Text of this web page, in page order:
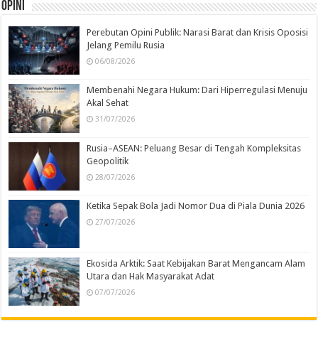
Opini
Perebutan Opini Publik: Narasi Barat dan Krisis Oposisi
Jelang Pemilu Rusia
06/08/2026
Membenahi Negara Hukum: Dari Hiperregulasi Menuju
Akal Sehat
31/07/2026
Rusia–ASEAN: Peluang Besar di Tengah Kompleksitas
Geopolitik
28/07/2026
Ketika Sepak Bola Jadi Nomor Dua di Piala Dunia 2026
27/07/2026
Ekosida Arktik: Saat Kebijakan Barat Mengancam Alam
Utara dan Hak Masyarakat Adat
07/07/2026